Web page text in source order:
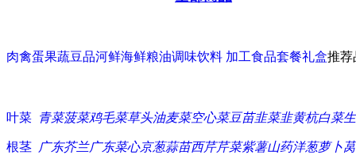
肉禽蛋果蔬豆品河鲜海鲜粮油调味饮料 加工食品套餐礼盒推荐
叶菜 青菜菠菜鸡毛菜草头油麦菜空心菜豆苗韭菜韭黄杭白菜
根茎 广东芥兰广东菜心京葱蒜苗西芹芹菜紫薯山药洋葱萝卜